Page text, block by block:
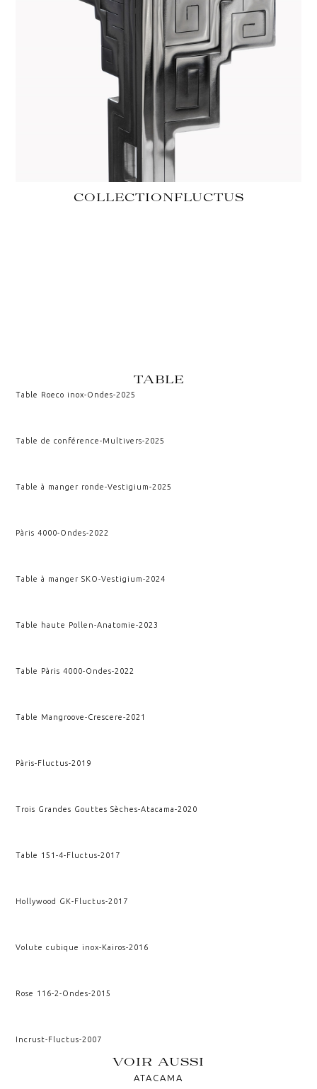
COLLECTIONFLUCTUS
TABLE
Table Roeco inox-Ondes-2025
Table de conférence-Multivers-2025
Table à manger ronde-Vestigium-2025
Pàris 4000-Ondes-2022
Table à manger SKO-Vestigium-2024
Table haute Pollen-Anatomie-2023
Table Pàris 4000-Ondes-2022
Table Mangroove-Crescere-2021
Pàris- Fluctus-2019
Trois Grandes Gouttes Sèches-Atacama-2020
Table 151-4- Fluctus-2017
Hollywood GK- Fluctus-2017
Volute cubique inox- Kairos-2016
Rose 116-2-Ondes-2015
Incrust- Fluctus-2007
VOIR AUSSI
ATACAMA